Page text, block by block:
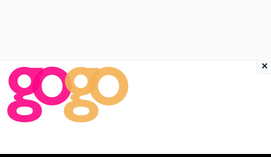
×